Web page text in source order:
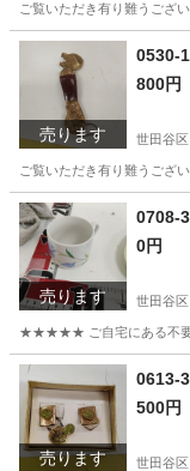
ご覧いただき有り難うござ
東京 世田谷区
売ります
0530-
800円
世田谷区
ご覧いただき有り難うござ
東京 世田谷区 イ
売ります
0708-
0円
世田谷区
★★★★★ ご自宅にある不要品
東京 世田谷区
売ります
0613-
500円
世田谷区